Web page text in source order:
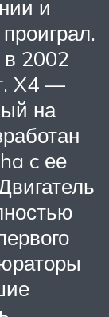
и
в 2002
X4 —
на
c ее